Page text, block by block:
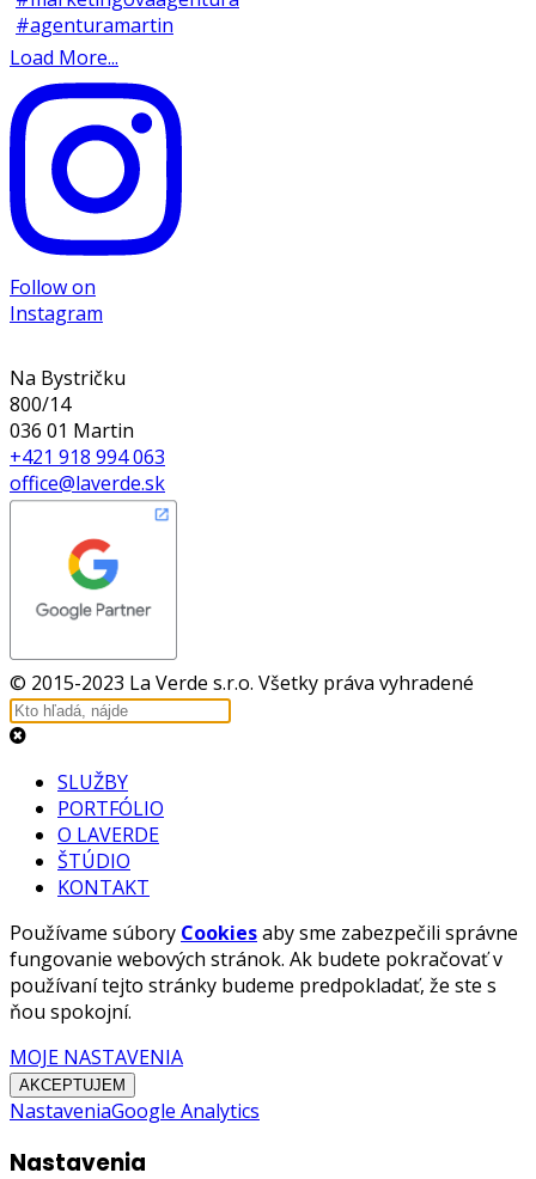
Load More...
Follow on
Instagram
Na Bystričku
800/14
036 01 Martin
+421 918 994 063
office@laverde.sk
© 2015-2023 La Verde s.r.o. Všetky práva vyhradené
SLUŽBY
PORTFÓLIO
O LAVERDE
ŠTÚDIO
KONTAKT
Používame súbory Cookiesaby sme zabezpečili správne
fungovanie webových stránok. Ak budete pokračovať v
používaní tejto stránky budeme predpokladať, že ste s
ňou spokojní.
MOJE NASTAVENIA
AKCEPTUJEM
NastaveniaGoogle Analytics
Nastavenia